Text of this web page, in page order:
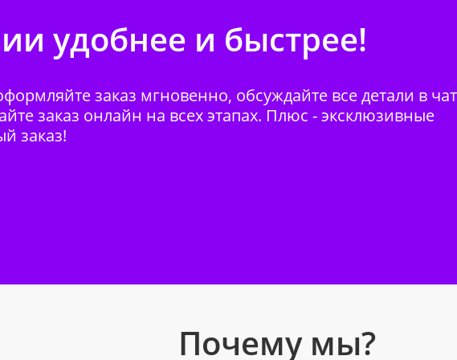
удобнее и быстрее!
заказ мгновенно, обсуждайте все детали в
заказ онлайн на всех этапах. Плюс - эксклюзивные
заказ!
Почему мы?